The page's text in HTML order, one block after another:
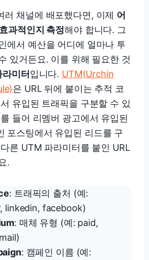
러 채널에 배포했다면, 이제 어
과적인지 측정해야 합니다. 그
에서 예산을 어디에 얼마나 투
있거든요. 이를 위해 필요한 것
미터 입니다. UTM(Urchin
은 URL 뒤에 붙이는 추적 코
유입된 트래픽을 구분할 수 있
들어 리멤버 광고에서 유입된
포스팅에서 유입된 리드를 구
른 UTM 파라미터를 붙인 URL
.
: 트래픽의 출처 (예:
linkedin, facebook)
: 매체 유형 (예: paid,
: 캠페인 이름 (예: